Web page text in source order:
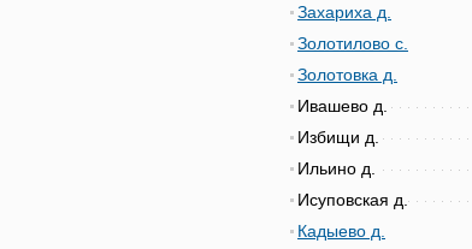
Захариха д.
Золотилово с.
Золотовка д.
Ивашево д.
Избищи д.
Ильино д.
Исуповская д.
Кадыево д.